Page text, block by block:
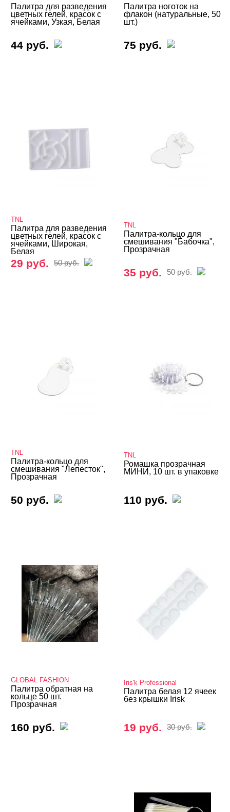
Палитра для разведения
цветных гелей, красок с
ячейками, Узкая, Белая
44 руб.
Палитра ноготок на
флакон (натуральные, 50
шт.)
75 руб.
TNL
Палитра для разведения
цветных гелей, красок с
ячейками, Широкая,
Белая
29 руб. 50 руб.
TNL
Палитра-кольцо для
смешивания "Бабочка",
Прозрачная
35 руб. 50 руб.
TNL
Палитра-кольцо для
смешивания "Лепесток",
Прозрачная
50 руб.
TNL
Ромашка прозрачная
МИНИ, 10 шт. в упаковке
110 руб.
GLOBAL FASHION
Палитра обратная на
кольце 50 шт.
Прозрачная
160 руб.
Iris'k Professional
Палитра белая 12 ячеек
без крышки Irisk
19 руб. 30 руб.